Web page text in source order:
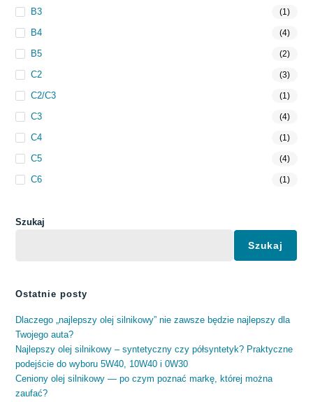
B3 (1)
B4 (4)
B5 (2)
C2 (3)
C2/C3 (1)
C3 (4)
C4 (1)
C5 (4)
C6 (1)
Szukaj
Szukaj
Ostatnie posty
Dlaczego „najlepszy olej silnikowy” nie zawsze będzie najlepszy dla
Twojego auta?
Najlepszy olej silnikowy – syntetyczny czy półsyntetyk? Praktyczne
podejście do wyboru 5W40, 10W40 i 0W30
Ceniony olej silnikowy — po czym poznać markę, której można
zaufać?